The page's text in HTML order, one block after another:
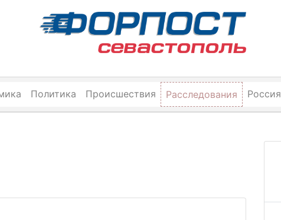
Политика Происшествия Расследования Россия